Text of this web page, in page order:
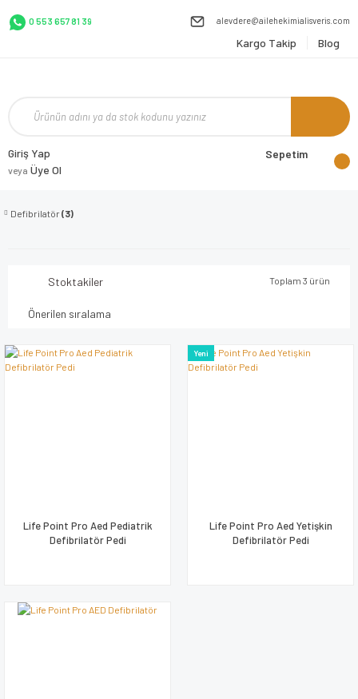
0 553 657 81 39 alevdere@ailehekimialisveris.com
Kargo Takip Blog
Giriş Yap
veya Üye Ol
Sepetim
Defibrilatör(3)
Stoktakiler Toplam 3 ürün
Life Point Pro Aed Pediatrik
Defibrilatör Pedi
Yeni
Life Point Pro Aed Yetişkin
Defibrilatör Pedi